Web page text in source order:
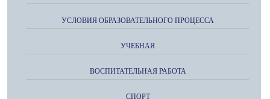
УСЛОВИЯ ОБРАЗОВАТЕЛЬНОГО ПРОЦЕССА
УЧЕБНАЯ
ВОСПИТАТЕЛЬНАЯ РАБОТА
СПОРТ